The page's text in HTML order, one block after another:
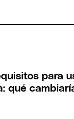
para
qué